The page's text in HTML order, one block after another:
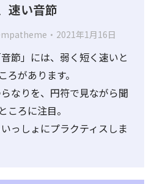
速い音節
2021年1月16日
節」には、弱く短く速いと
ろがあります。
なりを、円符で見ながら聞
ころに注目。
っしょにプラクティスしま